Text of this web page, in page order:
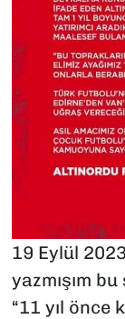
19 Eylül
yazmışım bu
“11 yıl önce